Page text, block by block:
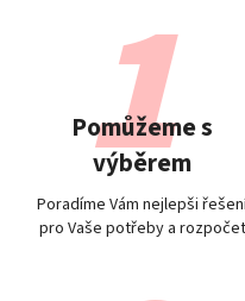
Pomůžeme s
výběrem
Poradíme Vám nejlepši
pro Vaše potřeby a rozpočet